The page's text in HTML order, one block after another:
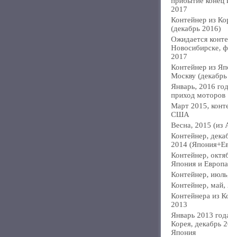
2017
Контейнер из
(декабрь 2016)
Ожидается
Новосибирске,
2017
Контейнер из
Москву
Январь, 2016
приход моторов
Март 2015,
США
Весна, 2015 (из
Контейнер,
2014
Контейнер,
Япония и
Контейнер,
Контейнер, май,
Контейнера из
2013
Январь 2013
Корея, декабрь
Япония